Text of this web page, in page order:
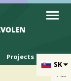
SK
Projects
Aa